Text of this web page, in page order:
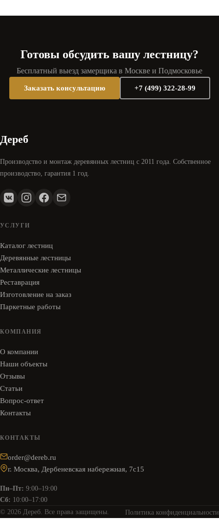
Готовы обсудить вашу лестницу?
Бесплатный выезд замерщика в Москве и Подмосковье
Заказать консультацию +7 (499) 322-28-99
Дереб
Производство и монтаж деревянных лестниц с 2011 года. Собственное
производство, гарантия 1 год.
УСЛУГИ
Каталог лестниц
Деревянные лестницы
Металлические лестницы
Реставрация
Изготовление на заказ
Паркетные работы
КОМПАНИЯ
О компании
Наши объекты
Отзывы
Статьи
Вопрос-ответ
Контакты
КОНТАКТЫ
order@dereb.ru
г. Москва, Дербеневская набережная, 7с15
Пн–Пт: 9:00–19:00
Сб: 10:00–17:00
© 2026 Дереб. Все права защищены.
Политика конфиденциальности